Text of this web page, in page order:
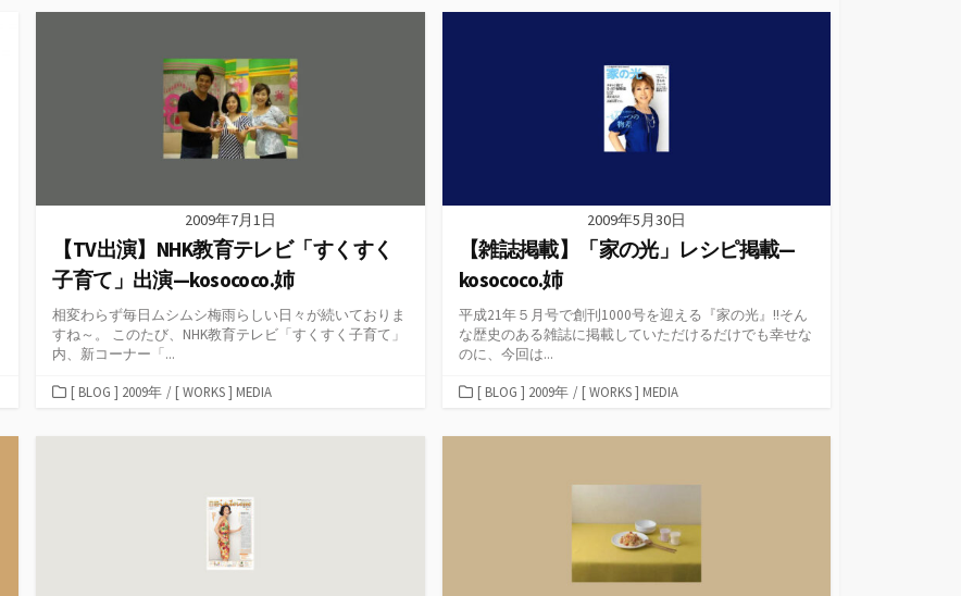
ゴ
ゴ
2009年7月1日
【TV出演】NHK教育テレビ「すくすく
子育て」出演—kosococo.姉
相変わらず毎日ムシムシ梅雨らしい日々が続いておりま
すね～。 このたび、NHK教育テレビ「すくすく子育て」
内、新コーナー「...
カ
ゴ
[ BLOG ] 2009年 / [ WORKS ] MEDIA
2009年5月30日
【雑誌掲載】「家の光」レシピ掲載—
kosococo.姉
平成21年５月号で創刊1000号を迎える『家の光』!!そん
な歴史のある雑誌に掲載していただけるだけでも幸せな
のに、今回は...
カ
ゴ
[ BLOG ] 2009年 / [ WORKS ] MEDIA